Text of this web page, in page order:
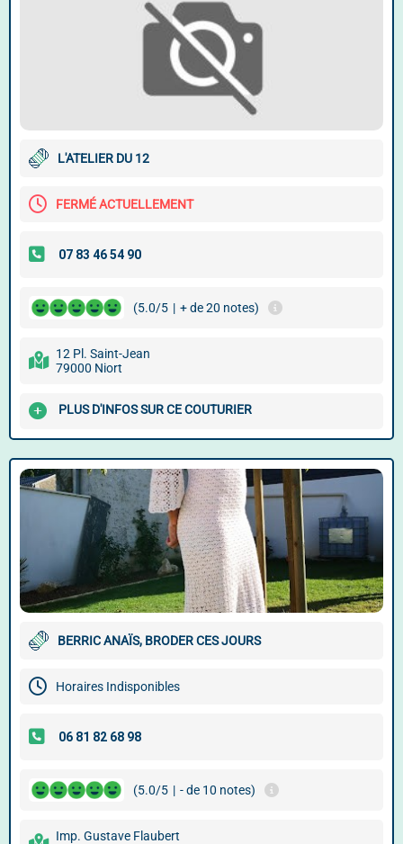
L'ATELIER DU 12
FERMÉ ACTUELLEMENT
(5.0/5 | + de 20 notes)
12 Pl. Saint-Jean
79000 Niort
PLUS D'INFOS SUR CE COUTURIER
BERRIC ANAÏS, BRODER CES JOURS
Horaires Indisponibles
(5.0/5 | - de 10 notes)
Imp. Gustave Flaubert